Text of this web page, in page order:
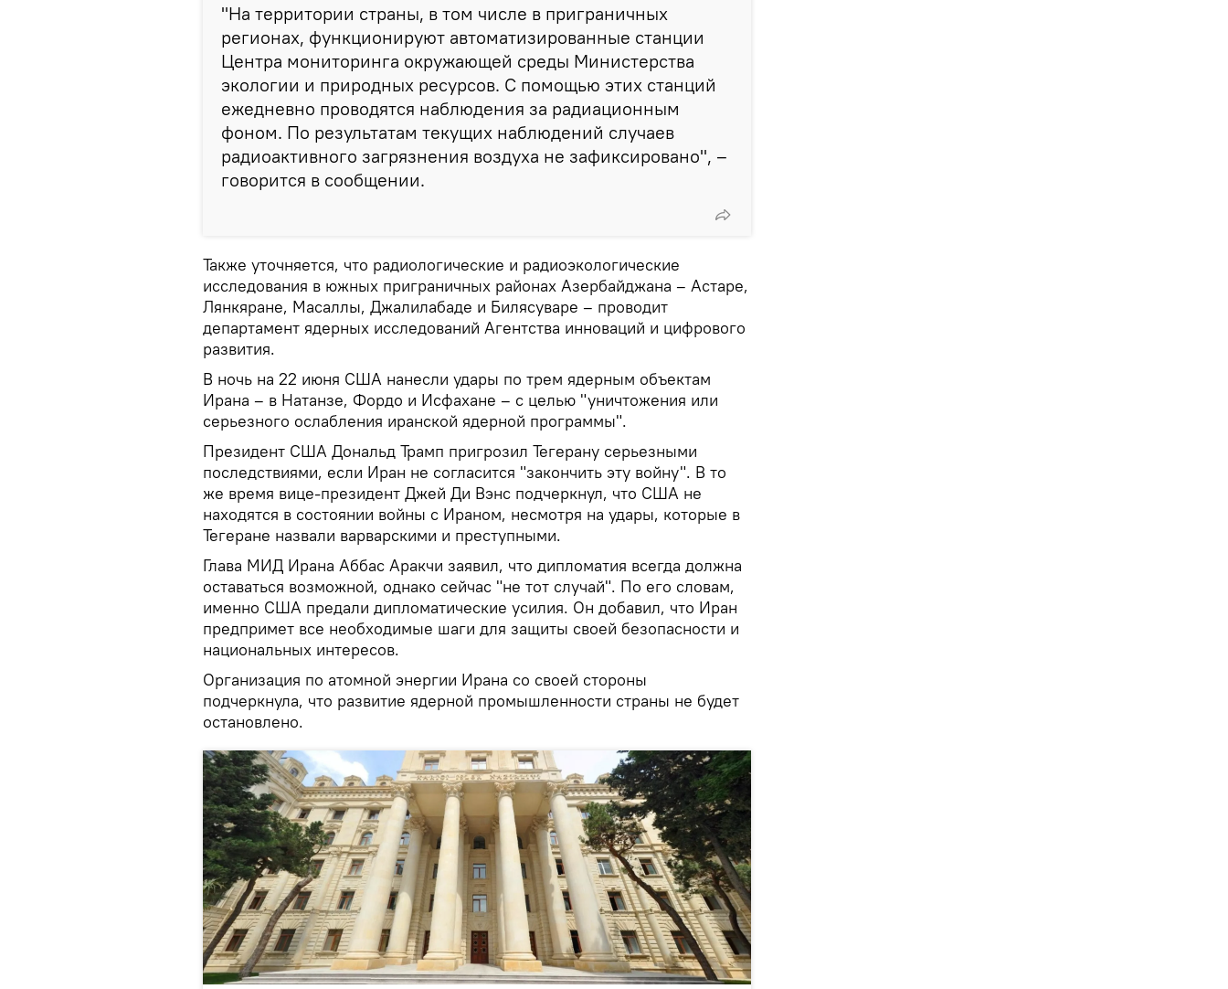
"На территории страны, в том числе в приграничных
регионах, функционируют автоматизированные станции
Центра мониторинга окружающей среды Министерства
экологии и природных ресурсов. С помощью этих станций
ежедневно проводятся наблюдения за радиационным
фоном. По результатам текущих наблюдений случаев
радиоактивного загрязнения воздуха не зафиксировано", –
говорится в сообщении.
Также уточняется, что радиологические и радиоэкологические
исследования в южных приграничных районах Азербайджана – Астаре,
Лянкяране, Масаллы, Джалилабаде и Билясуваре – проводит
департамент ядерных исследований Агентства инноваций и цифрового
развития.
В ночь на 22 июня США нанесли удары по трем ядерным объектам
Ирана – в Натанзе, Фордо и Исфахане – с целью "уничтожения или
серьезного ослабления иранской ядерной программы".
Президент США Дональд Трамп пригрозил Тегерану серьезными
последствиями, если Иран не согласится "закончить эту войну". В то
же время вице-президент Джей Ди Вэнс подчеркнул, что США не
находятся в состоянии войны с Ираном, несмотря на удары, которые в
Тегеране назвали варварскими и преступными.
Глава МИД Ирана Аббас Аракчи заявил, что дипломатия всегда должна
оставаться возможной, однако сейчас "не тот случай". По его словам,
именно США предали дипломатические усилия. Он добавил, что Иран
предпримет все необходимые шаги для защиты своей безопасности и
национальных интересов.
Организация по атомной энергии Ирана со своей стороны
подчеркнула, что развитие ядерной промышленности страны не будет
остановлено.